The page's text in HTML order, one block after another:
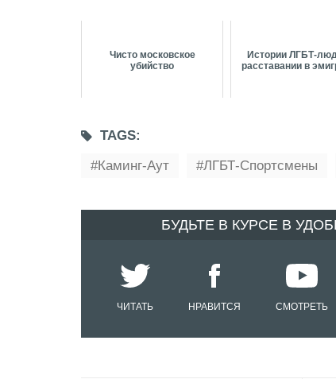
Чисто московское
убийство
Истории ЛГБТ-
расставании в
TAGS:
Каминг-Аут
ЛГБТ-Спортсмены
БУДЬТЕ В КУРСЕ В
ЧИТАТЬ НРАВИТСЯ СМОТРЕТЬ